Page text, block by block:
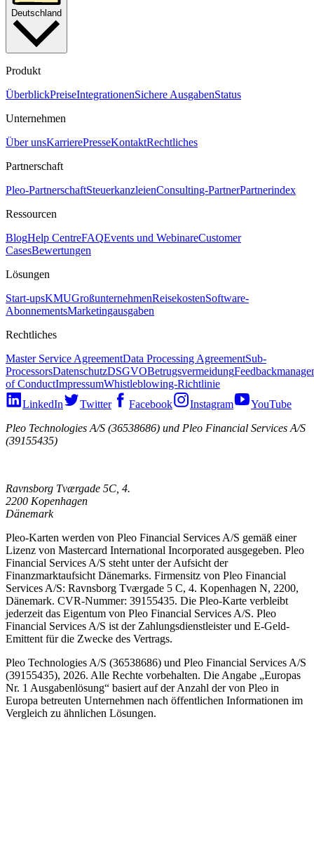
Deutschland
Produkt
ÜberblickPreiseIntegrationenSichere AusgabenStatus
Unternehmen
Über unsKarrierePresseKontaktRechtliches
Partnerschaft
Pleo-PartnerschaftSteuerkanzleienConsulting-PartnerPartnerindex
Ressourcen
BlogHelp CentreFAQEvents und WebinareCustomer
CasesBewertungen
Lösungen
Start-upsKMUGroßunternehmenReisekostenSoftware-
AbonnementsMarketingausgaben
Rechtliches
Master Service AgreementData Processing AgreementSub-
ProcessorsDatenschutzDSGVOBetrugsvermeidung
of ConductImpressumWhistleblowing-Richtlinie
LinkedIn
Twitter Facebook Instagram
YouTube
Pleo Technologies A/S (36538686) und Pleo Financial Services A/S
(39155435)
Ravnsborg Tværgade 5C, 4.
2200 Kopenhagen
Dänemark
Pleo-Karten werden von Pleo Financial Services A/S gemäß einer
Lizenz von Mastercard International Incorporated ausgegeben. Pleo
Financial Services A/S steht unter der Aufsicht der
Finanzmarktaufsicht Dänemarks. Firmensitz von Pleo Financial
Services A/S: Ravnsborg Tværgade 5 C, 4. Kopenhagen N, 2200,
Dänemark. CVR-Nummer: 39155435. Die Pleo-Karte verbleibt
jederzeit das Eigentum von Pleo Financial Services A/S. Pleo
Financial Services A/S ist der Zahlungsdienstleister und E-Geld-
Emittent für die Zwecke des Vertrags.
Pleo Technologies A/S (36538686) und Pleo Financial Services A/S
(39155435), 2026. Alle Rechte vorbehalten. Die Angabe „Europas
Nr. 1 Ausgabenlösung“ basiert auf der Anzahl der von Pleo in
Europa betreuten Unternehmen nach öffentlichen Informationen im
Vergleich zu ähnlichen Lösungen.